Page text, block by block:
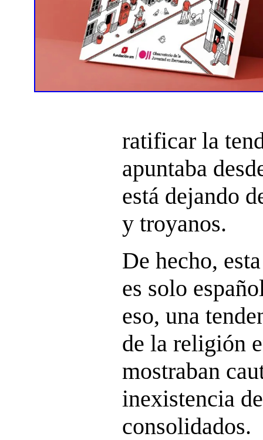
ratificar la
apuntaba
está dejando
y troyanos.
De hecho,
es solo
eso, una
de la religión
mostraban
inexistencia
consolidados.